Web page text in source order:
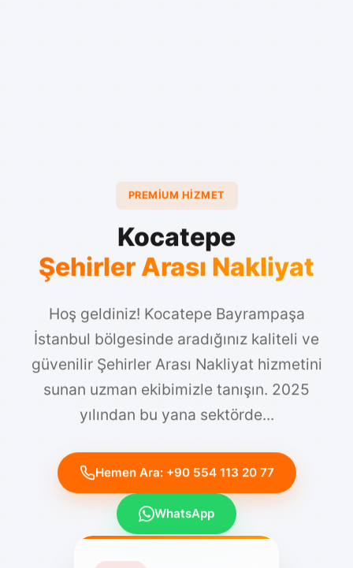
PREMIUM HIZMET
Kocatepe
Şehirler Arası Nakliyat
İstanbul bölgesinde aradığınız kaliteli ve
güvenilir Şehirler Arası Nakliyat hizmetini
sunan uzman ekibimizle tanışın. 2025
yılından bu yana sektörde...